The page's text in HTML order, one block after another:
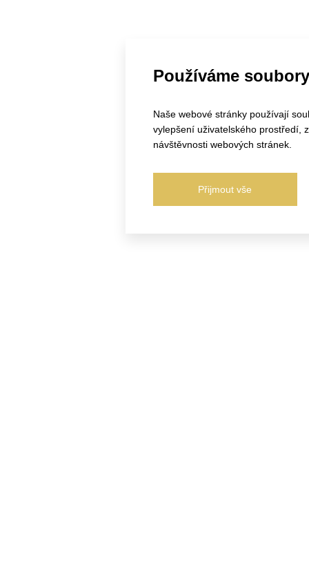
Používáme
Naše webové stránky používají
vylepšení uživatelského prostředí,
návštěvnosti webových stránek.
Přijmout vše